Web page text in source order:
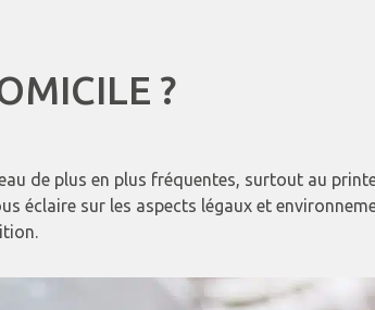
?
de plus en plus fréquentes, surtout au
éclaire sur les aspects légaux et